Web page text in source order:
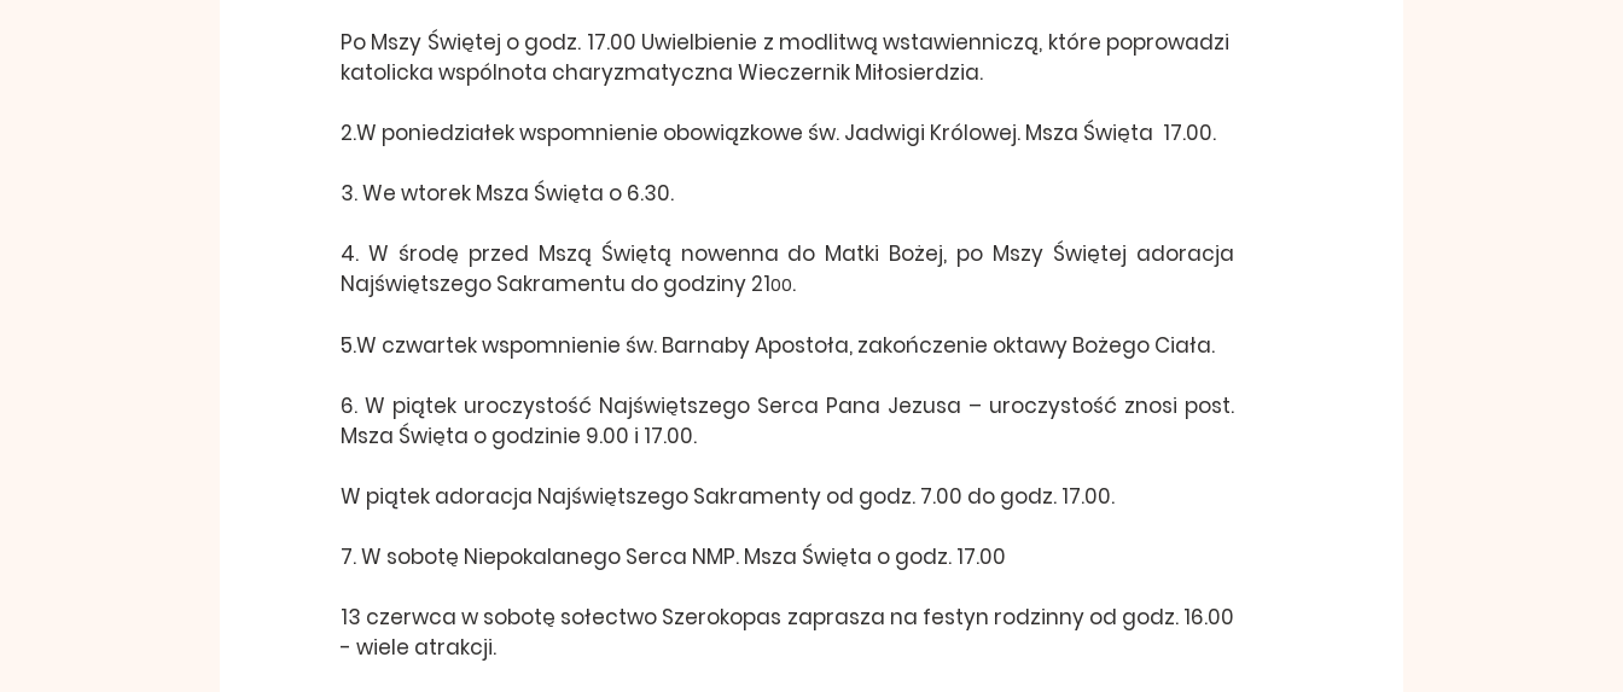
Po Mszy Świętej o godz. 17.00 Uwielbienie z modlitwą wstawienniczą, które poprowadzi
katolicka wspólnota charyzmatyczna Wieczernik Miłosierdzia.
2.W poniedziałek wspomnienie obowiązkowe św. Jadwigi Królowej. Msza Święta  17.00.
3. We wtorek Msza Święta o 6.30.
4. W środę przed Mszą Świętą nowenna do Matki Bożej, po Mszy Świętej adoracja
Najświętszego Sakramentu do godziny 2100.
5.W czwartek wspomnienie św. Barnaby Apostoła, zakończenie oktawy Bożego Ciała.
6. W piątek uroczystość Najświętszego Serca Pana Jezusa – uroczystość znosi post.
Msza Święta o godzinie 9.00 i 17.00.
W piątek adoracja Najświętszego Sakramenty od godz. 7.00 do godz. 17.00.
7. W sobotę Niepokalanego Serca NMP. Msza Święta o godz. 17.00
13 czerwca w sobotę sołectwo Szerokopas zaprasza na festyn rodzinny od godz. 16.00
- wiele atrakcji.